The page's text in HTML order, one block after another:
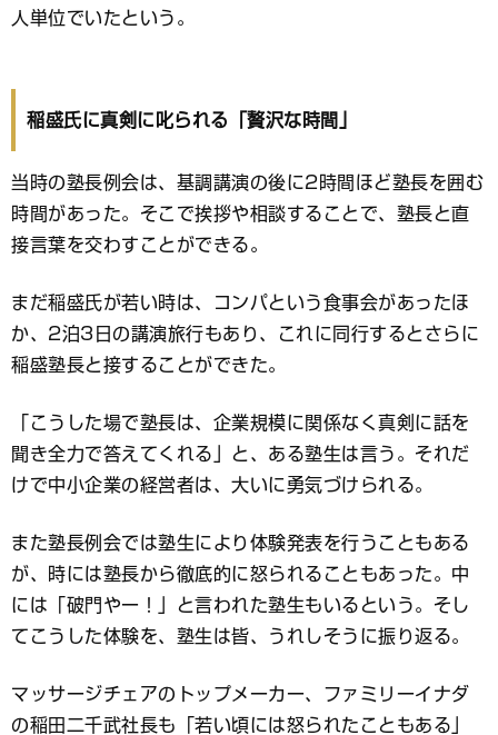
人単位でいたという。
稲盛氏に真剣に叱られる「贅沢な時間」
当時の塾長例会は、基調講演の後に2時間ほど塾長を囲む
時間があった。そこで挨拶や相談することで、塾長と直
接言葉を交わすことができる。
まだ稲盛氏が若い時は、コンパという食事会があったほ
か、2泊3日の講演旅行もあり、これに同行するとさらに
稲盛塾長と接することができた。
「こうした場で塾長は、企業規模に関係なく真剣に話を
聞き全力で答えてくれる」と、ある塾生は言う。それだ
けで中小企業の経営者は、大いに勇気づけられる。
また塾長例会では塾生により体験発表を行うこともある
が、時には塾長から徹底的に怒られることもあった。中
には「破門やー！」と言われた塾生もいるという。そし
てこうした体験を、塾生は皆、うれしそうに振り返る。
マッサージチェアのトップメーカー、ファミリーイナダ
の稲田二千武社長も「若い頃には怒られたこともある」